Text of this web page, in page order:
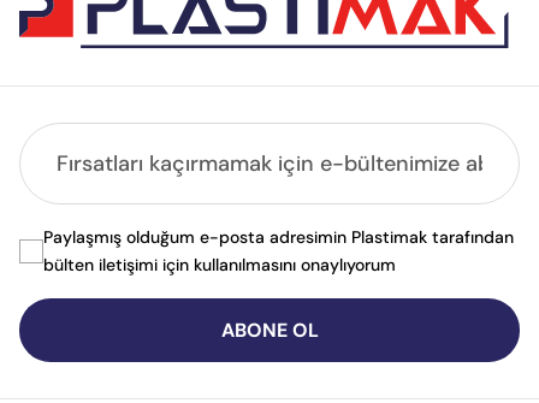
ABONE OL
Paylaşmış olduğum e-posta adresimin Plastimak tarafından
bülten iletişimi için kullanılmasını onaylıyorum